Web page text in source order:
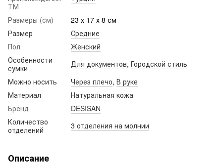
ТМ
Размеры (см)
23 х 17 х 8 см
Размер
Средние
Пол
Женский
Особенности
сумки
Для документов, Городской стиль
Можно носить
Через плечо, В руке
Материал
Натуральная кожа
Бренд
DESISAN
Количество
отделений
3 отделения на молнии
Описание